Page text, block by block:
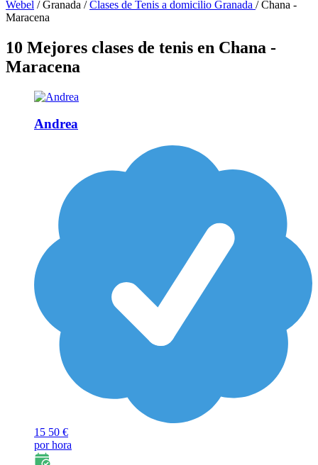
Webel / Granada / Clases de Tenis a domicilio Granada / Chana -
Maracena
10 Mejores clases de tenis en Chana -
Maracena
Andrea
15 50 €
por hora